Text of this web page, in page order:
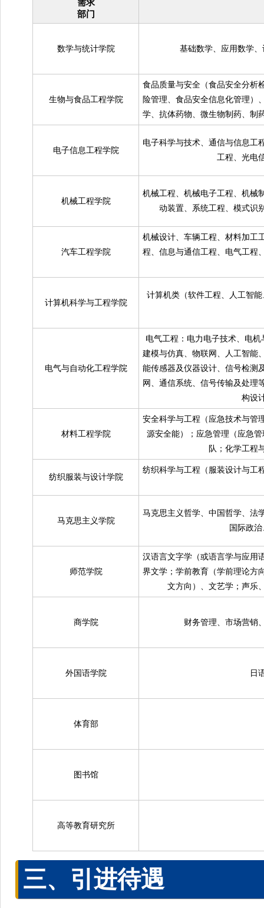
需求
部门
数学与统计学院 基础数学、应用数学
生物与食品工程学院
食品质量与安全（食品安全分析
险管理、食品安全信息化管理）
学、抗体药物、微生物制药、制
电子信息工程学院
电子科学与技术、通信与信息工
工程、光电
机械工程学院
机械工程、机械电子工程、机械
动装置、系统工程、模式识
汽车工程学院
机械设计、车辆工程、材料加工
程、信息与通信工程、电气工程
计算机科学与工程学院
计算机类（软件工程、人工智
电气与自动化工程学院
电气工程：电力电子技术、电
建模与仿真、物联网、人工智能
能传感器及仪器设计、信号检测
网、通信系统、信号传输及处理
构设
材料工程学院
安全科学与工程（应急技术与管
源安全能）；应急管理（应急
队；化学工程
纺织服装与设计学院
纺织科学与工程（服装设计与工
马克思主义学院
马克思主义哲学、中国哲学、法
国际政
师范学院
汉语言文字学（或语言学与应用
界文学；学前教育（学前理论方
文方向）、文艺学；声乐
商学院 财务管理、市场营销
外国语学院 日
体育部
图书馆
高等教育研究所
三、引进待遇